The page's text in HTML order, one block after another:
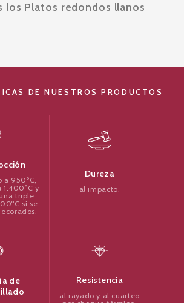
los Platos redondos llanos
DE NUESTROS PRODUCTOS
a 950ºC,
y
triple
si se
Dureza
al impacto.
de
Resistencia
al rayado y al cuarteo